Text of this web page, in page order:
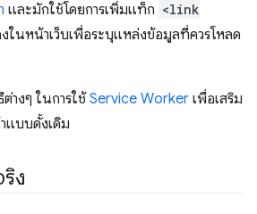
และมักใช้โดยการเพิ่มแท็ก <link
ในหน้าเว็บเพื่อระบุแหล่งข้อมูลที่ควรโหลด
างๆ ในการใช้ Service Worker เพื่อเสริม
แบบดั้งเดิม
ง